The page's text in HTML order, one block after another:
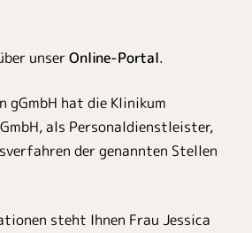
unserOnline-Portal.
gGmbH hat die Klinikum
als Personaldienstleister,
der genannten Stellen
steht Ihnen Frau Jessica